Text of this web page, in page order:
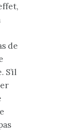
de
S’il